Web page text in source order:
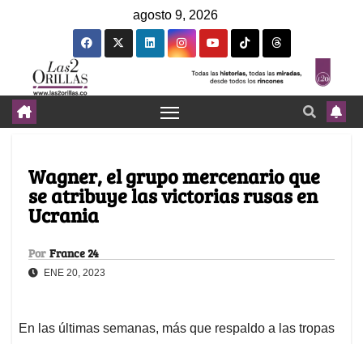
agosto 9, 2026
Wagner, el grupo mercenario que
se atribuye las victorias rusas en
Ucrania
Por France 24
ENE 20, 2023
En las últimas semanas, más que respaldo a las tropas